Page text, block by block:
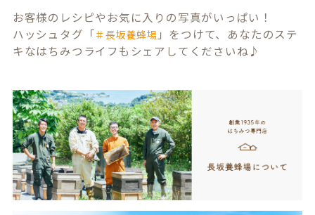
お客様のレシピやお気に入りの写真がいっぱい！
ハッシュタグ「＃長坂養蜂場 」をつけて、あなたのステ
キなはちみつライフもシェアしてくださいね♪